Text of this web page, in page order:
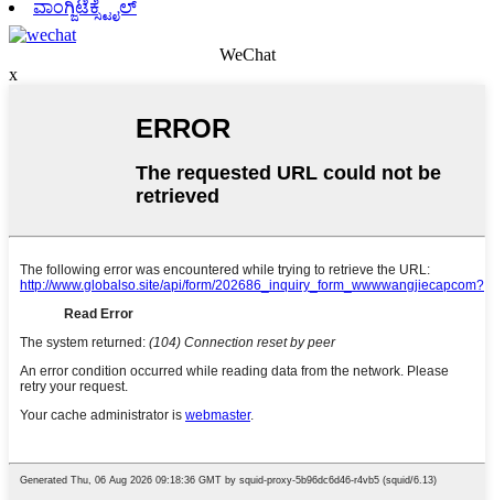
ವಾಂಗ್ಜಿಟೆಕ್ಸ್ಟೈಲ್
WeChat
x